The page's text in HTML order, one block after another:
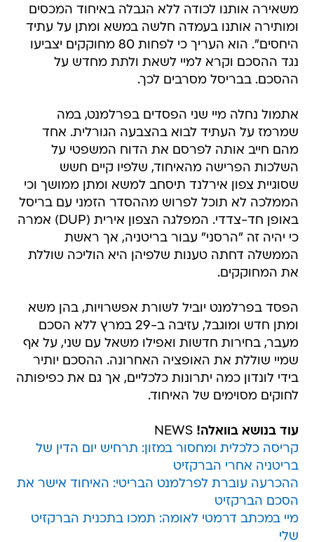
משאירה אותנו לכודה ללא הגבלה באיחוד המכסים
ומותירה אותנו בעמדה חלשה במשא ומתן על עתיד
היחסים". הוא העריך כי לפחות 80 מחוקקים יצביעו
נגד ההסכם וקרא למיי לשאת ולתת מחדש על
ההסכם. בבריסל מסרבים לכך.
אתמול נחלה מיי שני הפסדים בפרלמנט, במה
שמרמז על העתיד לבוא בהצבעה הגורלית. אחד
מהם חייב אותה לפרסם את הדוח המשפטי על
השלכות הפרישה מהאיחוד, שלפיו קיים חשש
שסוגיית צפון אירלנד תיסחב למשא ומתן ממושך וכי
הממלכה לא תוכל לפרוש מההסדר הזמני עם בריסל
באופן חד-צדדי. המפלגה הצפון אירית (DUP) אמרה
כי יהיה זה "הרסני" עבור בריטניה, אך ראשת
הממשלה דחתה טענות שלפיהן היא הוליכה שוללת
את המחוקקים.
הפסד בפרלמנט יוביל לשורת אפשרויות, בהן משא
ומתן חדש ומוגבל, עזיבה ב-29 במרץ ללא הסכם
מעבר, בחירות חדשות ואפילו משאל עם שני, על אף
שמיי שוללת את האופציה האחרונה. ההסכם יותיר
בידי לונדון כמה יתרונות כלכליים, אך גם את כפיפותה
לחוקים מסוימים של האיחוד.
עוד בנושא בוואלה! NEWS
קריסה כלכלית ומחסור במזון: תרחיש יום הדין של
בריטניה אחרי הברקזיט
ההכרעה עוברת לפרלמנט הבריטי: האיחוד אישר את
הסכם הברקזיט
מיי במכתב דרמטי לאומה: תמכו בתכנית הברקזיט
שלי